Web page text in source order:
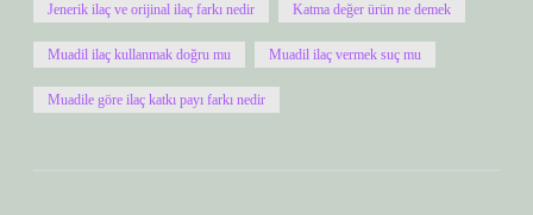
Jenerik ilaç ve orijinal ilaç farkı nedir Katma değer ürün ne demek
Muadil ilaç kullanmak doğru mu Muadil ilaç vermek suç mu
Muadile göre ilaç katkı payı farkı nedir